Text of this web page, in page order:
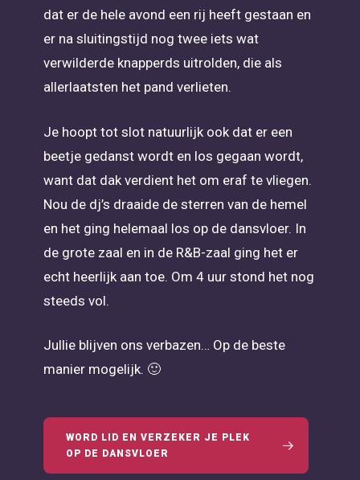
dat er de hele avond een rij heeft gestaan en
er na sluitingstijd nog twee iets wat
verwilderde knapperds uitrolden, die als
allerlaatsten het pand verlieten.
Je hoopt tot slot natuurlijk ook dat er een
beetje gedanst wordt en los gegaan wordt,
want dat dak verdient het om eraf te vliegen.
Nou de dj’s draaide de sterren van de hemel
en het ging helemaal los op de dansvloer. In
de grote zaal en in de R&B-zaal ging het er
echt heerlijk aan toe. Om 4 uur stond het nog
steeds vol.
Jullie blijven ons verbazen… Op de beste
manier mogelijk. 🙂
WORD LID EN VERZEKER JE PLEK
OP DE DANSVLOER